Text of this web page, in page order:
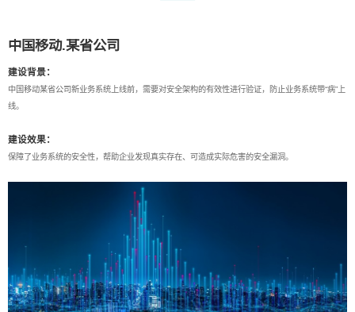
中国移动.某省公司
建设背景：
中国移动某省公司新业务系统上线前，需要对安全架构的有效性进行验证，防止业务系统带“病”上
线。
建设效果：
保障了业务系统的安全性，帮助企业发现真实存在、可造成实际危害的安全漏洞。